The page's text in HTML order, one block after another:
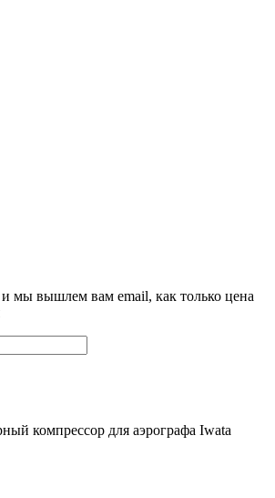
мы вышлем вам email, как только цена
компрессор для аэрографа Iwata